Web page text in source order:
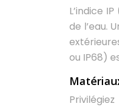
L’indice
de l’eau.
ou IP68)